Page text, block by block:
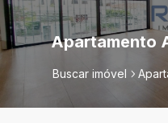
Apartamento
Buscar imóvel